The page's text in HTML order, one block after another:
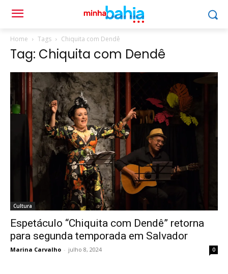
Home Tags Chiquita com Dendê
Tag: Chiquita com Dendê
Cultura
Espetáculo “Chiquita com Dendê” retorna
para segunda temporada em Salvador
Marina Carvalho - julho 8, 2024 0